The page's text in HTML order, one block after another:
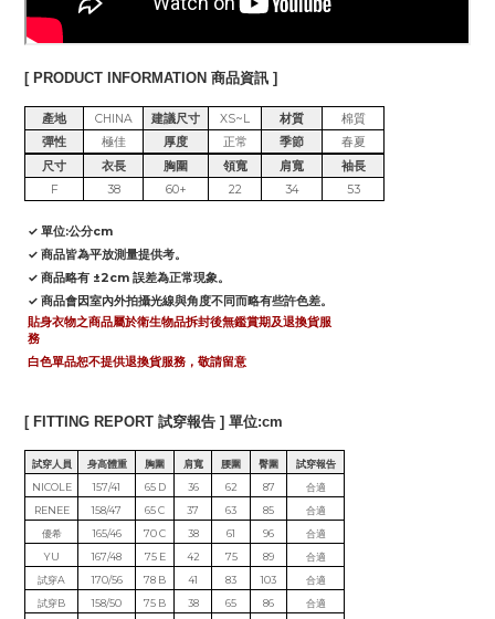
[ PRODUCT INFORMATION 商品資訊 ]
產地 CHINA 建議尺寸 XS~L 材質
棉質
彈性
極佳 厚度 正常 季節
春夏
尺寸
衣長 胸圍 領寬 肩寬
袖長
F
38 60+ 22 34 53
✓ 單位:公分cm
✓ 商品皆為平放測量提供考。
✓ 商品略有 ±2cm 誤差為正常現象。
✓ 商品會因室內外拍攝光線與角度不同而略有些許色差。
貼身衣物之商品屬於衛生物品拆封後無鑑賞期及退換貨服
務
白色單品恕不提供退換貨服務，敬請留意
[ FITTING REPORT 試穿報告 ] 單位:cm
試穿人員 身高體重 胸圍 肩寬 腰圍 臀圍
試穿報告
NICOLE
157/41 65 D 36 62 87
合適
RENEE
158/47 65 C 37 63 85
合適
優希
165/46 70 C 38 61 96
合適
YU
167/48 75 E 42 75 89
合適
試穿A
170/56 78 B 41 83 103
合適
試穿B
158/50 75 B 38 65 86
合適